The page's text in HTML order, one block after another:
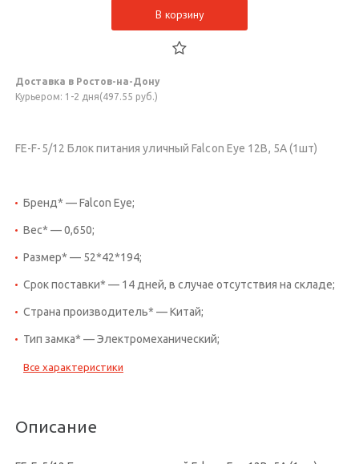
В корзину
Доставка в Ростов-на-Дону
Курьером: 1-2 дня(497.55 руб.)
FE-F-5/12 Блок питания уличный Falcon Eye 12В, 5A (1шт)
Бренд* — Falcon Eye;
Вес* — 0,650;
Размер* — 52*42*194;
Срок поставки* — 14 дней, в случае отсутствия на складе;
Страна производитель* — Китай;
Тип замка* — Электромеханический;
Все характеристики
Описание